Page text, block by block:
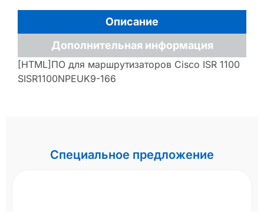
Описание
Дополнительная информация
[HTML]ПО для маршрутизаторов Cisco ISR 1100
SISR1100NPEUK9-166
Специальное предложение